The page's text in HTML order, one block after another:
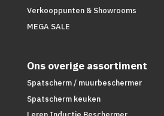
Verkooppunten & Showrooms
MEGA SALE
Ons overige assortiment
Spatscherm / muurbeschermer
Spatscherm keuken